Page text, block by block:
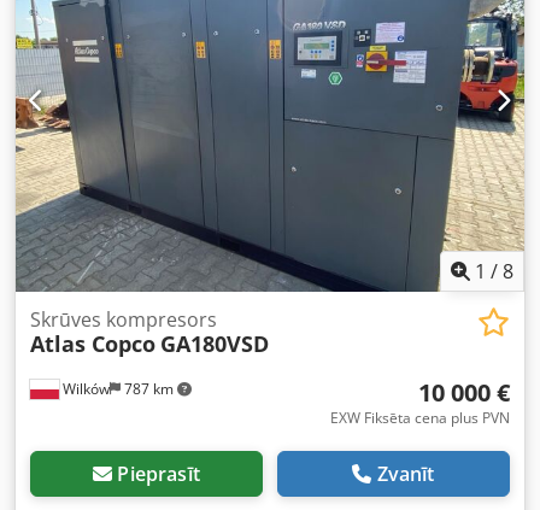
1 /8
Wilków 787 km
Skrūves kompresors
Atlas Copco GA180VSD
10 000 €
EXW Fiksēta cena plus PVN
Pieprasīt Zvanīt